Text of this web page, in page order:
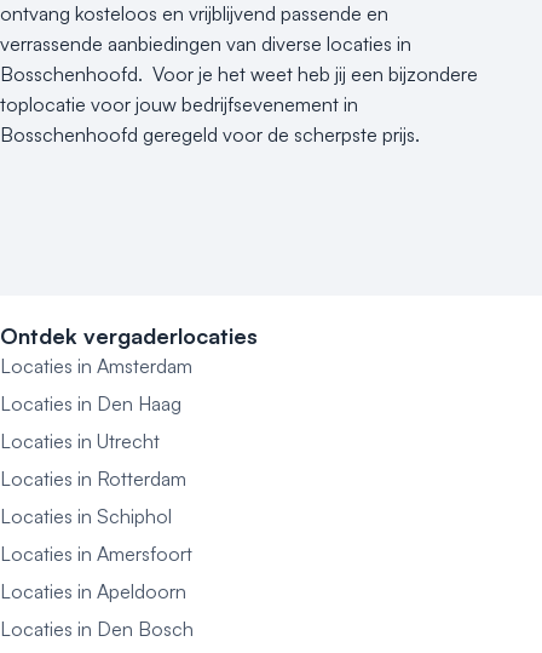
ontvang kosteloos en vrijblijvend passende en
verrassende aanbiedingen van diverse locaties in
Bosschenhoofd. Voor je het weet heb jij een bijzondere
toplocatie voor jouw bedrijfsevenement in
Bosschenhoofd geregeld voor de scherpste prijs.
Ontdek vergaderlocaties
Locaties in Amsterdam
Locaties in Den Haag
Locaties in Utrecht
Locaties in Rotterdam
Locaties in Schiphol
Locaties in Amersfoort
Locaties in Apeldoorn
Locaties in Den Bosch